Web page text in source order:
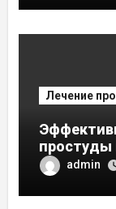
Лечение
простуды
admin